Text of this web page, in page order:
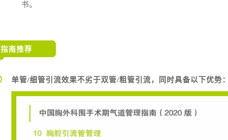
书。
指南推荐
单管/细管引流效果不劣于双管/粗管引流，同时具备以下优势